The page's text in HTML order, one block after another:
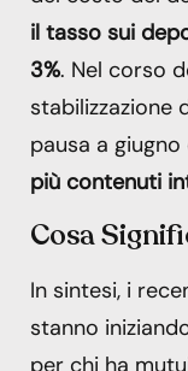
il tasso sui
3%. Nel corso
stabilizzazione
pausa a
più contenuti
Cosa
In sintesi, i
stanno
per chi ha